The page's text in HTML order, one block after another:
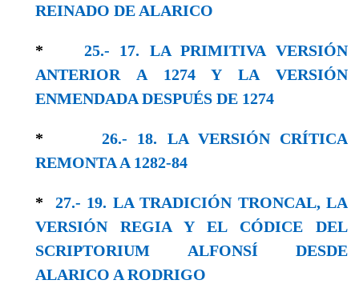
REINADO DE ALARICO
* 25.- 17. LA PRIMITIVA VERSIÓN
ANTERIOR A 1274 Y LA VERSIÓN
ENMENDADA DESPUÉS DE 1274
*26.- 18. LA VERSIÓN CRÍTICA
REMONTA A 1282-84
* 27.- 19. LA TRADICIÓN TRONCAL, LA
VERSIÓN REGIA Y EL CÓDICE DEL
SCRIPTORIUM ALFONSÍ DESDE
ALARICO A RODRIGO